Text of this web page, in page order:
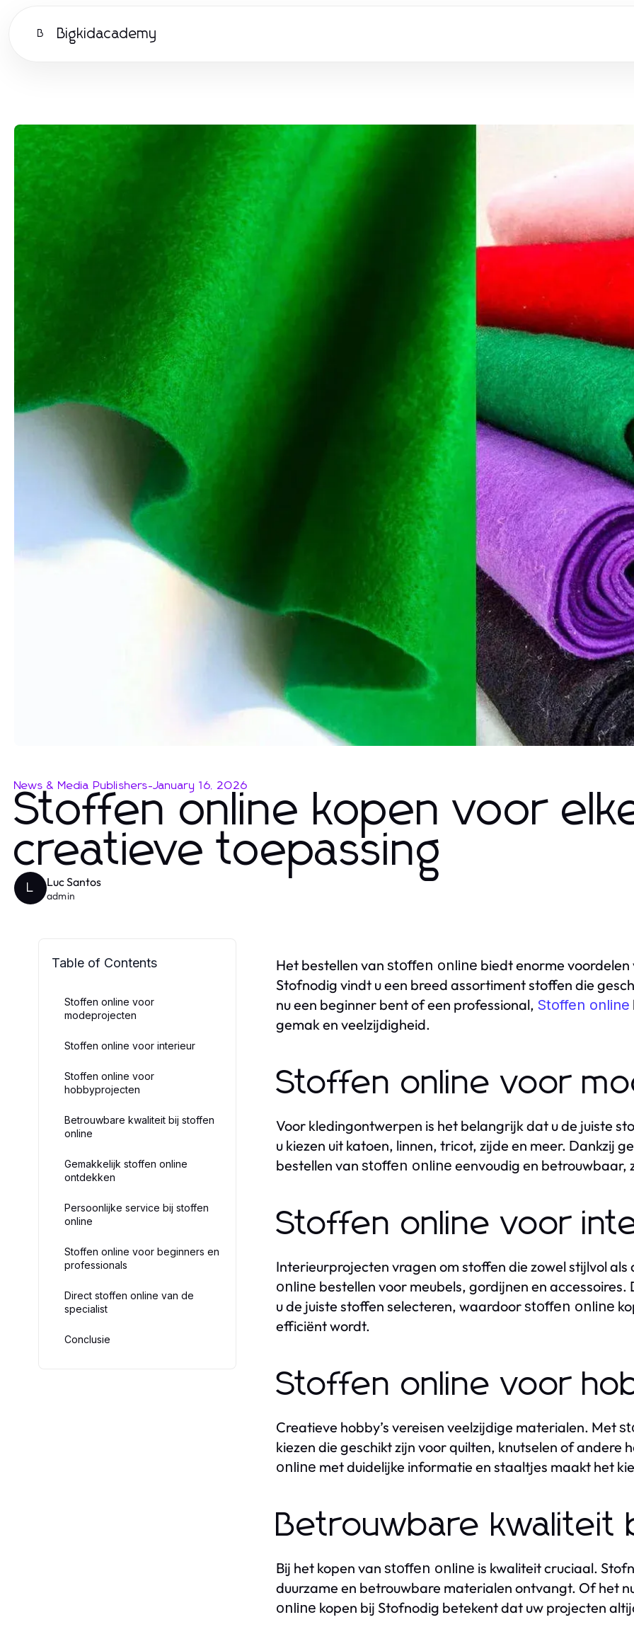
B Bigkidacademy
News & Media Publishers-January 16, 2026
Stoffen online kopen voor
creatieve toepassing
L Luc Santos
admin
Table of Contents
Stoffen online voor
modeprojecten
Stoffen online voor interieur
Stoffen online voor
hobbyprojecten
Betrouwbare kwaliteit bij stoffen
online
Gemakkelijk stoffen online
ontdekken
Persoonlijke service bij stoffen
online
Stoffen online voor beginners en
professionals
Direct stoffen online van de
specialist
Conclusie
Het bestellen van stoffen online biedt enorme
Stofnodig vindt u een breed assortiment stoffen die
nu een beginner bent of een professional, Stoffen online
gemak en veelzijdigheid.
Stoffen online voor
Voor kledingontwerpen is het belangrijk dat u de juiste
u kiezen uit katoen, linnen, tricot, zijde en meer. Dankzij
bestellen van stoffen online eenvoudig en
Stoffen online voor
Interieurprojecten vragen om stoffen die zowel stijlvol
online bestellen voor meubels, gordijnen en
u de juiste stoffen selecteren, waardoorstoffen online
efficiënt wordt.
Stoffen online voor
Creatieve hobby’s vereisen veelzijdige materialen. Met
kiezen die geschikt zijn voor quilten, knutselen of
online met duidelijke informatie en staaltjes maakt het
Betrouwbare kwaliteit
Bij het kopen van stoffen online is kwaliteit cruciaal.
duurzame en betrouwbare materialen ontvangt. Of het
online kopen bij Stofnodig betekent dat uw projecten